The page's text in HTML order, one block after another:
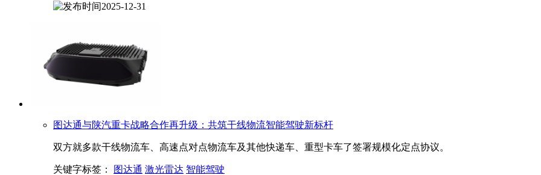
2025-12-31
图达通与陕汽重卡战略合作再升级：共筑干线物流智能驾驶新标杆
双方就多款干线物流车、高速点对点物流车及其他快递车、重型卡车了签署规模化定点协议。
关键字标签： 图达通 激光雷达 智能驾驶